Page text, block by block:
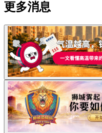
更多消息